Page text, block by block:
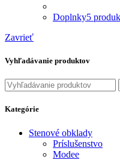
Doplnky5
Zavrieť
Vyhľadávanie produktov
Kategórie
Stenové obklady
Príslušenstvo
Modee